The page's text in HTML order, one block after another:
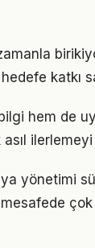
katkı
hem de
ilerlemeyi
yönetimi